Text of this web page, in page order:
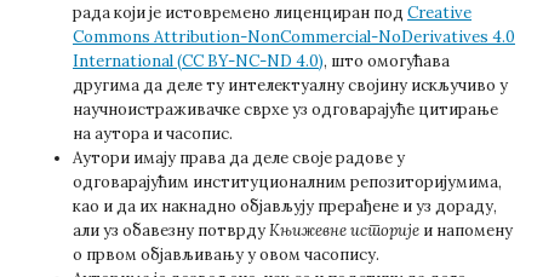
рада који је истовремено лиценциран под Creative
Commons Attribution-NonCommercial-NoDerivatives 4.0
International (CC BY-NC-ND 4.0), што омогућава
другима да деле ту интелектуалну својину искључиво у
научноистраживачке сврхе уз одговарајуће цитирање
на аутора и часопис.
Аутори имају права да деле своје радове у
одговарајућим институционалним репозиторијумима,
као и да их накнадно објављују прерађене и уз дораду,
али уз обавезну потврдуКњижевне историје и напомену
о првом објављивању у овом часопису.